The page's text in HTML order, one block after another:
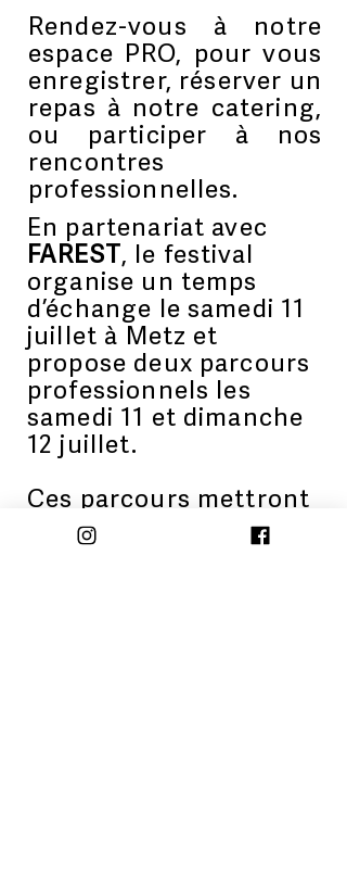
Rendez-vous à notre
espace PRO, pour vous
enregistrer, réserver un
repas à notre catering,
ou participer à nos
rencontres
professionnelles.
En partenariat avec
FAREST, le festival
organise un temps
d’échange le samedi 11
juillet à Metz et
propose deux parcours
professionnels les
samedi 11 et dimanche
12 juillet.
Ces parcours mettront
particulièrement à
l’honneur les